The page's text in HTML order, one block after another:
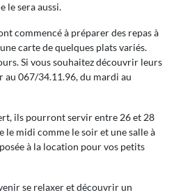
le sera aussi.
commencé à préparer des repas à
carte de quelques plats variés.
Si vous souhaitez découvrir leurs
067/34.11.96, du mardi au
ils pourront servir entre 26 et 28
le midi comme le soir et une salle à
à la location pour vos petits
se relaxer et découvrir un